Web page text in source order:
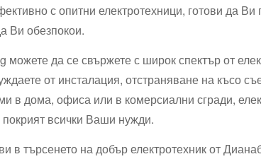
с опитни електротехници, готови да Ви
Ви обезпокои.
да се свържете с широк спектър от
от инсталация, отстраняване на късо
в дома, офиса или в комерсиални сгради,
всички Ваши нужди.
в търсенето на добър електротехник от